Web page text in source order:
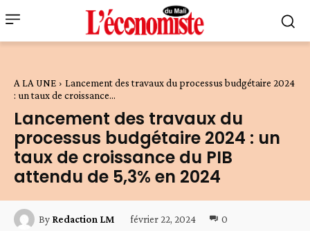
A LA UNE
Lancement des travaux du processus budgétaire 2024
: un taux de croissance...
Lancement des travaux du
processus budgétaire 2024 : un
taux de croissance du PIB
attendu de 5,3% en 2024
By Redaction LM février 22, 2024 0